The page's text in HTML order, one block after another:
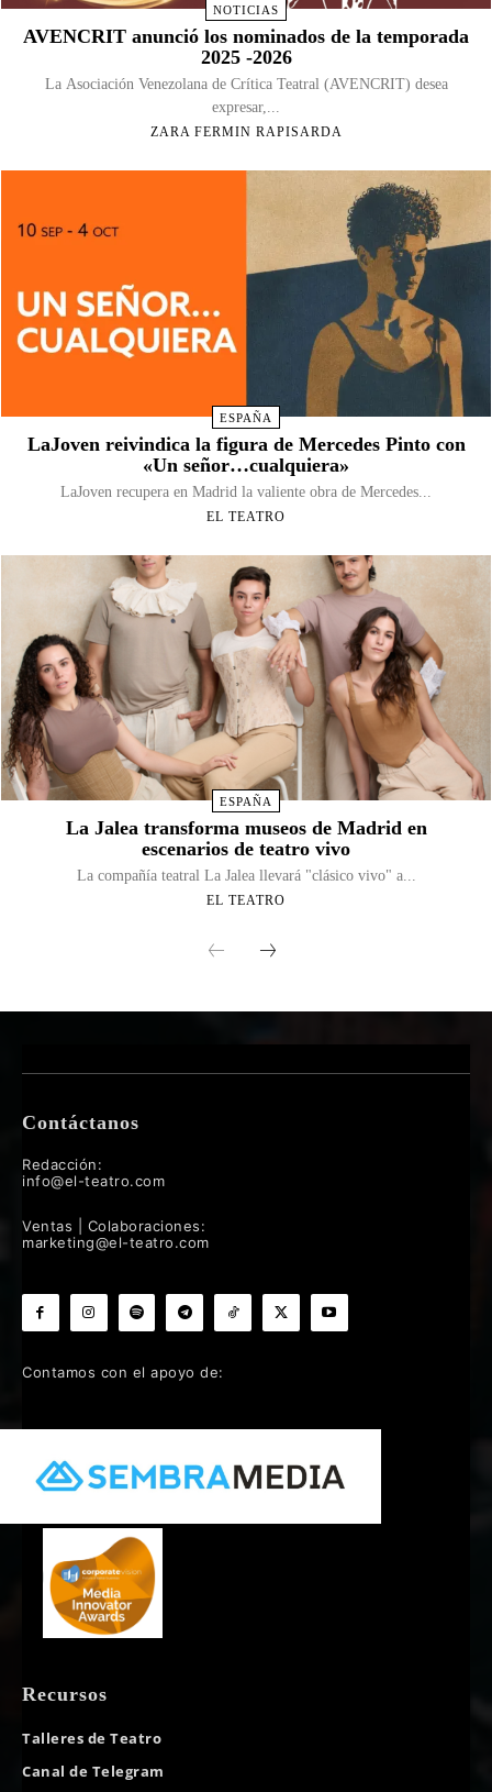
NOTICIAS
AVENCRIT anunció los nominados de la temporada
2025 -2026
La Asociación Venezolana de Crítica Teatral (AVENCRIT) desea
expresar,...
ZARA FERMIN RAPISARDA
ESPAÑA
LaJoven reivindica la figura de Mercedes Pinto con
«Un señor…cualquiera»
LaJoven recupera en Madrid la valiente obra de Mercedes...
EL TEATRO
ESPAÑA
La Jalea transforma museos de Madrid en
escenarios de teatro vivo
La compañía teatral La Jalea llevará "clásico vivo" a...
EL TEATRO
Contáctanos
Redacción:
info@el-teatro.com
Ventas | Colaboraciones:
marketing@el-teatro.com
Contamos con el apoyo de:
Recursos
Talleres de Teatro
Canal de Telegram